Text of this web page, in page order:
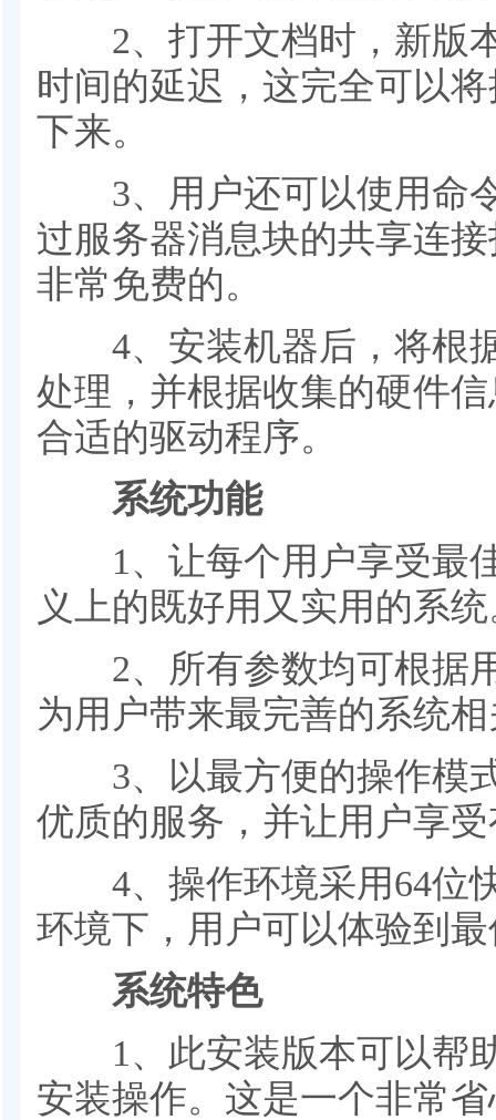
2、打开文档时，新版
时间的延迟，这完全可以
下来。
3、用户还可以使用命
过服务器消息块的共享连
非常免费的。
4、安装机器后，将根
处理，并根据收集的硬件
合适的驱动程序。
系统功能
1、让每个用户享受最
义上的既好用又实用的系
2、所有参数均可根据
为用户带来最完善的系统
3、以最方便的操作模
优质的服务，并让用户享
4、操作环境采用64位
环境下，用户可以体验到
系统特色
1、此安装版本可以帮
安装操作。这是一个非常